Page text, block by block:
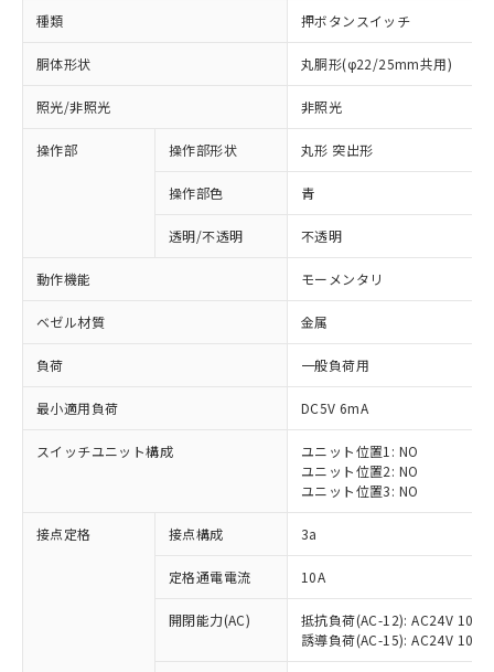
種類 押ボタンスイッチ
胴体形状 丸胴形(φ22/25mm共用)
照光/非照光 非照光
操作部 操作部形状 丸形 突出形
操作部色 青
透明/不透明 不透明
動作機能 モーメンタリ
ベゼル材質 金属
負荷 一般負荷用
最小適用負荷 DC5V 6mA
スイッチユニット構成
ユニット位置1: NO
ユニット位置2: NO
ユニット位置3: NO
接点定格 接点構成 3a
定格通電電流 10A
開閉能力(AC)
抵抗負荷(AC-12): AC24V 10A/
誘導負荷(AC-15): AC24V
※1 対応状況
対応済み：EU RoHS指令（10物質）の
非含有に対応した製品が提供可能な商品で
対応予定：EU RoHS指令（10物質）の非含